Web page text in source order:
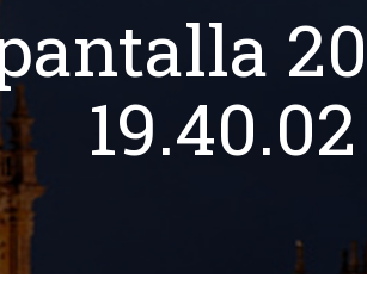
19.40.02